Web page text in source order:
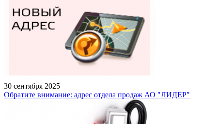
30 сентября 2025
Обратите внимание: адрес отдела продаж АО "ЛИДЕР"